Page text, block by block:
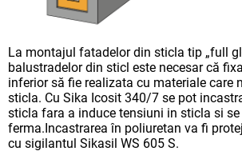
La montajul fatadelor din sticla tip „full
balustradelor din sticl este necesar că
inferior să fie realizata cu materiale care
sticla. Cu Sika Icosit 340/7 se pot
sticla fara a induce tensiuni in sticla si
ferma.Incastrarea în poliuretan va fi
cu sigilantul Sikasil WS 605 S.